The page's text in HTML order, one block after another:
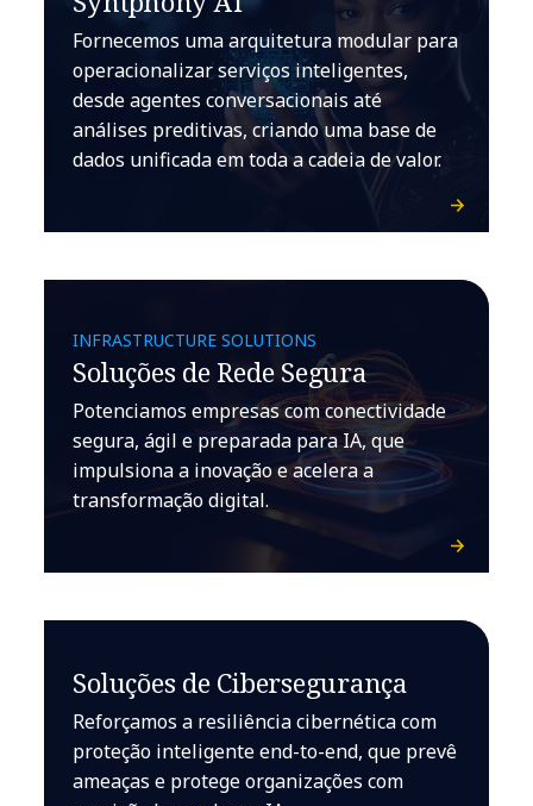
Fornecemos uma arquitetura modular para
operacionalizar serviços inteligentes,
desde agentes conversacionais até
análises preditivas, criando uma base de
dados unificada em toda a cadeia de valor.
INFRASTRUCTURE SOLUTIONS
Soluções de Rede Segura
Potenciamos empresas com conectividade
segura, ágil e preparada para IA, que
impulsiona a inovação e acelera a
transformação digital.
Soluções de Cibersegurança
Reforçamos a resiliência cibernética com
proteção inteligente end-to-end, que prevê
ameaças e protege organizações com